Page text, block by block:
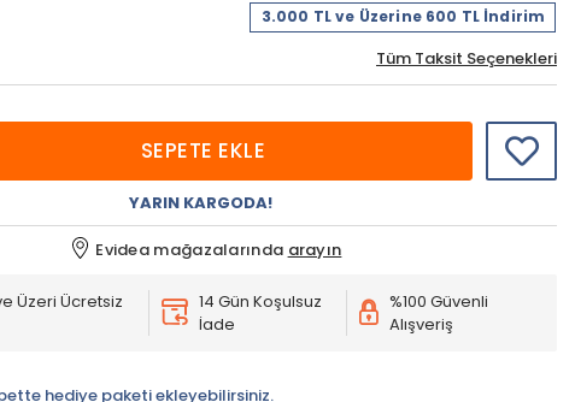
3.000 TL ve Üzerine 600 TL İndirim
Tüm Taksit Seçenekleri
SEPETE EKLE
YARIN KARGODA!
Evidea mağazalarında arayın
Üzeri Ücretsiz
14 Gün Koşulsuz
İade
%100 Güvenli
Alışveriş
hediye paketi ekleyebilirsiniz.